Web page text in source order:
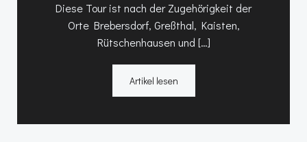
Diese Tour ist nach der Zugehörigkeit der
Orte Brebersdorf, Greßthal, Kaisten,
Rütschenhausen und […]
Artikel lesen